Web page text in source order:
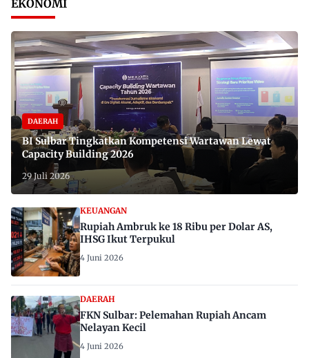
EKONOMI
DAERAH
BI Sulbar Tingkatkan Kompetensi Wartawan Lewat
Capacity Building 2026
29 Juli 2026
KEUANGAN
Rupiah Ambruk ke 18 Ribu per Dolar AS,
IHSG Ikut Terpukul
4 Juni 2026
DAERAH
FKN Sulbar: Pelemahan Rupiah Ancam
Nelayan Kecil
4 Juni 2026